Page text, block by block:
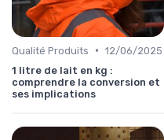
Qualité Produits • 12/06/2025
1 litre de lait en kg :
comprendre la conversion et
ses implications